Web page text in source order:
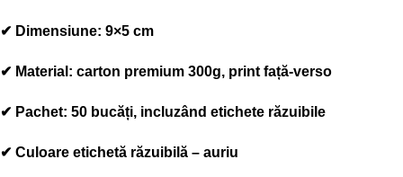
✔ Dimensiune: 9×5 cm
✔ Material: carton premium 300g, print față-verso
✔ Pachet: 50 bucăți, incluzând etichete răzuibile
✔ Culoare etichetă răzuibilă – auriu